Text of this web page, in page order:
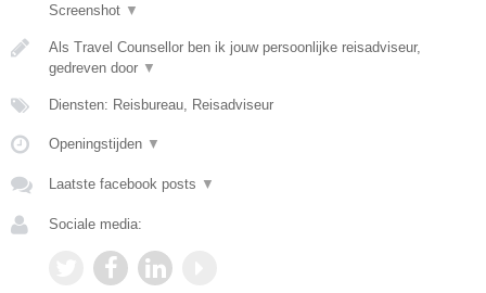
Screenshot ▼
Als Travel Counsellor ben ik jouw persoonlijke reisadviseur,
gedreven door ▼
Diensten: Reisbureau, Reisadviseur
Openingstijden ▼
Laatste facebook posts ▼
Sociale media: